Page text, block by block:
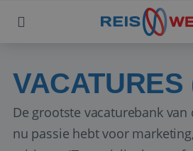
VACATURES
De grootste vacaturebank
nu passie hebt voor